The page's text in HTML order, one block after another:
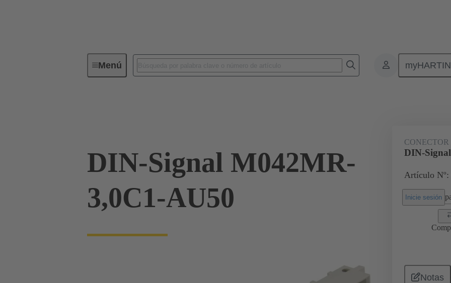
MenúConectividad de dispositivos Conectores de placa a placa de
DIN-Signal M042MR-
3,0C1-AU50
DIN-
Artículo Nº:
Inicie sesión
Notas